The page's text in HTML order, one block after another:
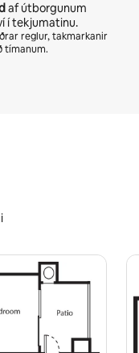
af útborgunum
í tekjumatinu.
reglur, takmarkanir
tímanum.